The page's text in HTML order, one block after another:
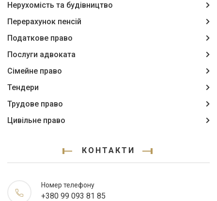
Нерухомість та будівництво
Перерахунок пенсій
Податкове право
Послуги адвоката
Сімейне право
Тендери
Трудове право
Цивільне право
КОНТАКТИ
Номер телефону
+380 99 093 81 85